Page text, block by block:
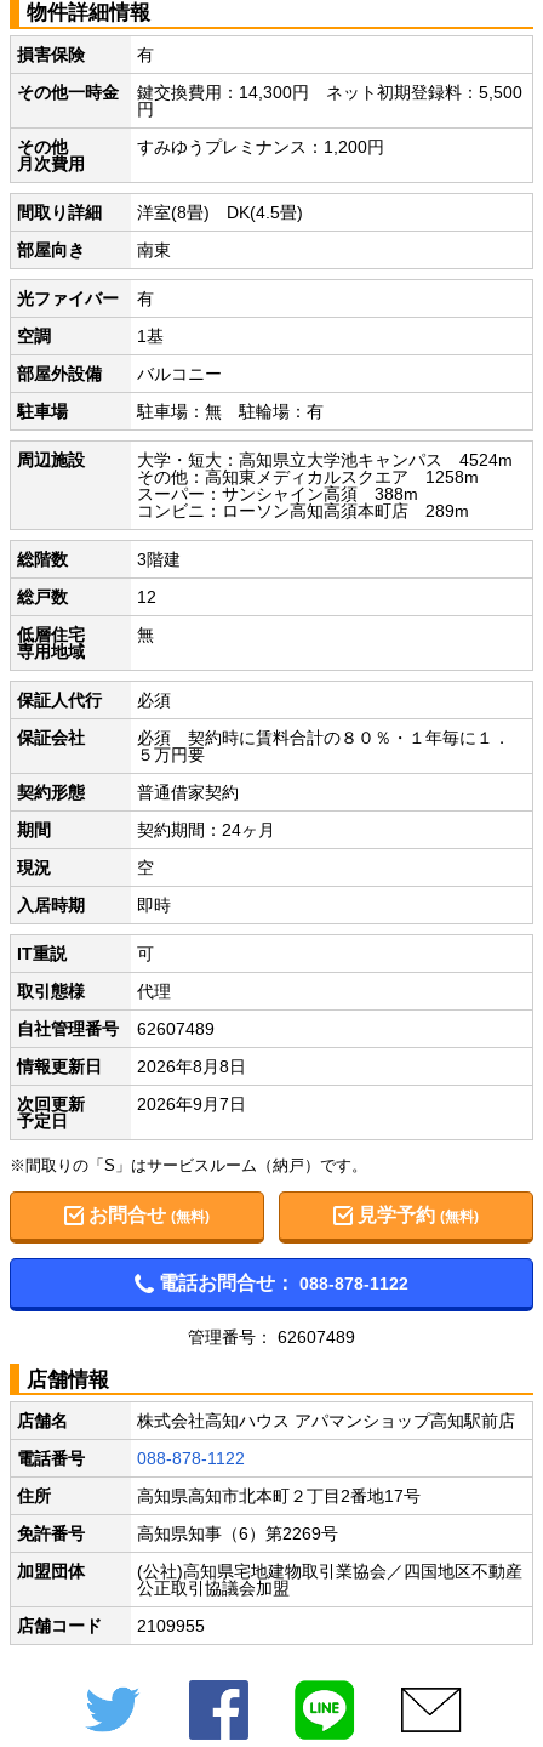
物件詳細情報
損害保険
有
その他一時金
鍵交換費用：14,300円 ネット初期登録料：5,500
円
その他
月次費用
すみゆうプレミナンス：1,200円
間取り詳細
洋室(8畳) DK(4.5畳)
部屋向き
南東
光ファイバー
有
空調
1基
部屋外設備
バルコニー
駐車場
駐車場：無 駐輪場：有
周辺施設
大学・短大：高知県立大学池キャンパス 4524m
その他：高知東メディカルスクエア 1258m
スーパー：サンシャイン高須 388m
コンビニ：ローソン高知高須本町店 289m
総階数
3階建
総戸数
12
低層住宅
専用地域
無
保証人代行
必須
保証会社
必須 契約時に賃料合計の８０％・１年毎に１．
５万円要
契約形態
普通借家契約
期間
契約期間：24ヶ月
現況
空
入居時期
即時
IT重説
可
取引態様
代理
自社管理番号
62607489
情報更新日
2026年8月8日
次回更新
予定日
2026年9月7日
※間取りの「S」はサービスルーム（納戸）です。
お問合せ (無料) 見学予約(無料)
電話お問合せ： 088-878-1122
管理番号： 62607489
店舗情報
店舗名
株式会社高知ハウス アパマンショップ高知駅前店
電話番号
088-878-1122
住所
高知県高知市北本町２丁目2番地17号
免許番号
高知県知事（6）第2269号
加盟団体
(公社)高知県宅地建物取引業協会／四国地区不動産
公正取引協議会加盟
店舗コード
2109955
Twitter Facebook